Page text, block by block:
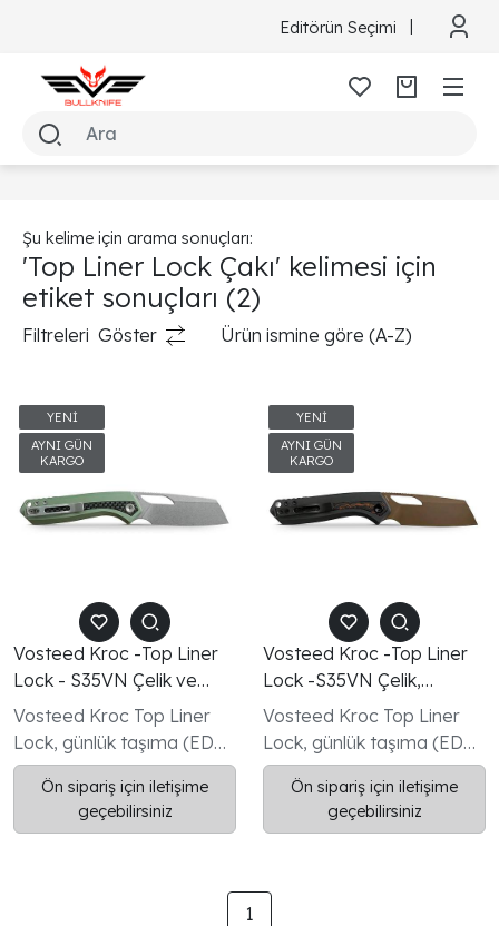
Editörün Seçimi
Şu kelime için arama sonuçları:
'Top Liner Lock Çakı' kelimesi için
etiket sonuçları (2)
Filtreleri Göster Ürün ismine göre (A-Z)
Vosteed Kroc -Top Liner
Lock - S35VN Çelik ve
Alüminyum & Karbon
Fiber Sap Çakı
Vosteed Kroc Top Liner
Lock, günlük taşıma (EDC)
ve yoğun kullanım
ihtiyaçları için tasarlanmış,
modern mühendislik ile
Ön sipariş için iletişime
geçebilirsiniz
Vosteed Kroc -Top Liner
Lock -S35VN Çelik,
Alüminyum ve Topo G10
Sap Çakı
Vosteed Kroc Top Liner
Lock, günlük taşıma (EDC)
ve yoğun kullanım
ihtiyaçları için tasarlanmış,
modern mühendislik ile
katlanır çakıdır.
Ön sipariş için iletişime
geçebilirsiniz
1